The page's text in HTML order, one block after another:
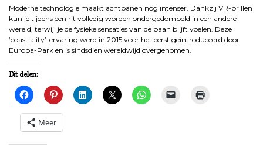
Moderne technologie maakt achtbanen nóg intenser. Dankzij VR-brillen
kun je tijdens een rit volledig worden ondergedompeld in een andere
wereld, terwijl je de fysieke sensaties van de baan blijft voelen. Deze
‘coastiality’-ervaring werd in 2015 voor het eerst geïntroduceerd door
Europa-Park en is sindsdien wereldwijd overgenomen.
Dit delen:
Meer